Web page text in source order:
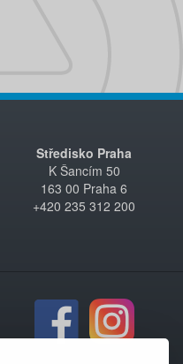
Středisko Praha
K Šancím 50
163 00 Praha 6
+420 235 312 200